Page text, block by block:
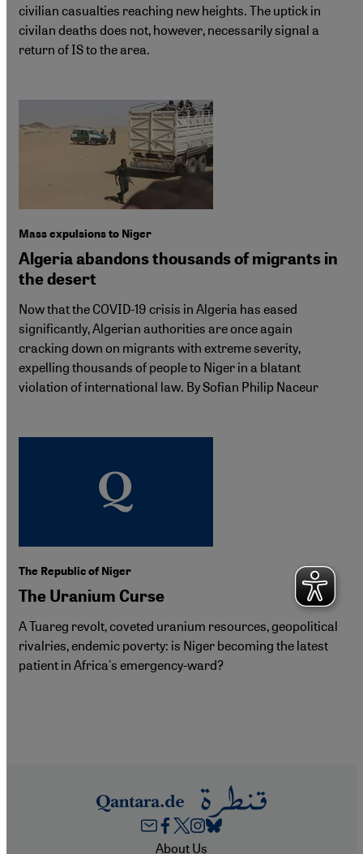
civilian casualties reaching new heights. The uptick in
civilan deaths does not, however, necessarily signal a
return of IS to the area.
Mass expulsions to Niger
Algeria abandons thousands of migrants in
the desert
Now that the COVID-19 crisis in Algeria has eased
significantly, Algerian authorities are once again
cracking down on migrants with extreme severity,
expelling thousands of people to Niger in a blatant
violation of international law. By Sofian Philip Naceur
The Republic of Niger
The Uranium Curse
A Tuareg revolt, coveted uranium resources, geopolitical
rivalries, endemic poverty: is Niger becoming the latest
patient in Africa's emergency-ward?
About Us